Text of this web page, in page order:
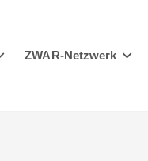
ZWAR-Netzwerk